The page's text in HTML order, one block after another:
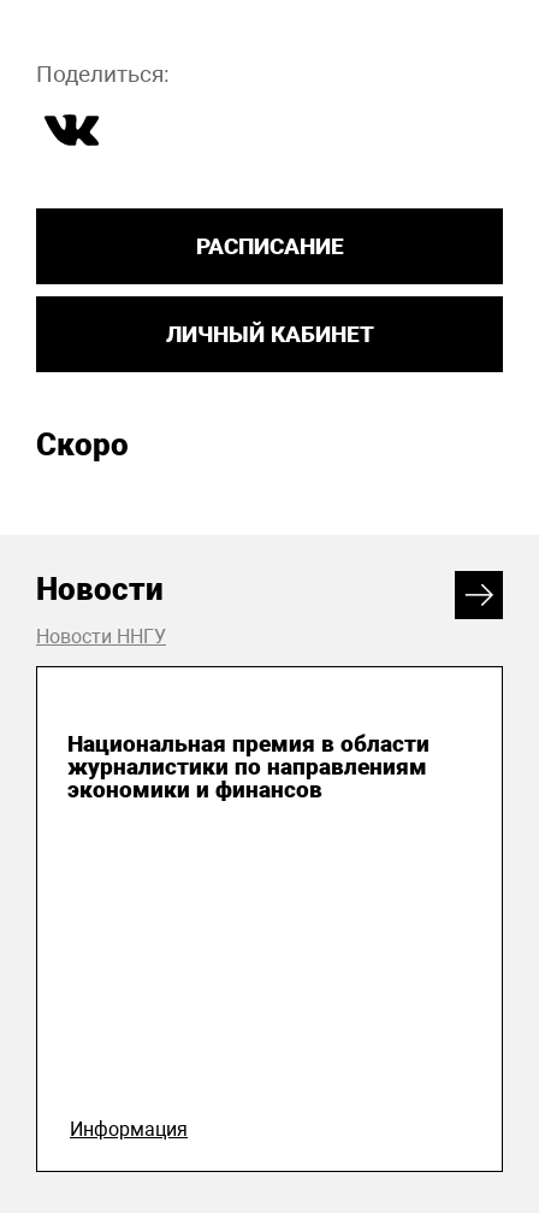
Поделиться:
РАСПИСАНИЕ
ЛИЧНЫЙ КАБИНЕТ
Скоро
Новости
Новости ННГУ
Национальная премия в области
журналистики по направлениям
экономики и финансов
Информация